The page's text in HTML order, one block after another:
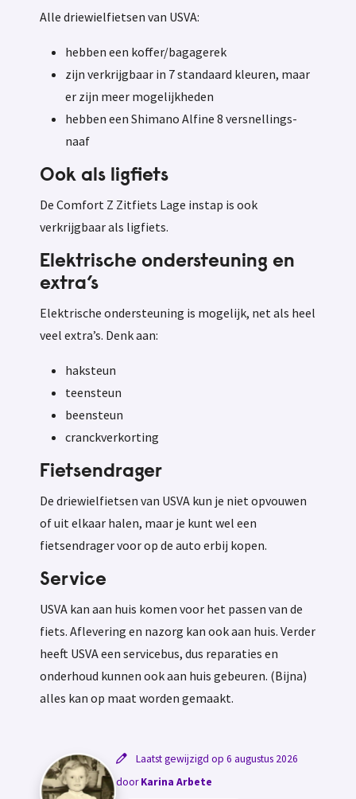
Alle driewielfietsen van USVA:
hebben een koffer/bagagerek
zijn verkrijgbaar in 7 standaard kleuren, maar
er zijn meer mogelijkheden
hebben een Shimano Alfine 8 versnellings-
naaf
Ook als ligfiets
De Comfort Z Zitfiets Lage instap is ook
verkrijgbaar als ligfiets.
Elektrische ondersteuning en
extra’s
Elektrische ondersteuning is mogelijk, net als heel
veel extra’s. Denk aan:
haksteun
teensteun
beensteun
cranckverkorting
Fietsendrager
De driewielfietsen van USVA kun je niet opvouwen
of uit elkaar halen, maar je kunt wel een
fietsendrager voor op de auto erbij kopen.
Service
USVA kan aan huis komen voor het passen van de
fiets. Aflevering en nazorg kan ook aan huis. Verder
heeft USVA een servicebus, dus reparaties en
onderhoud kunnen ook aan huis gebeuren. (Bijna)
alles kan op maat worden gemaakt.
Laatst gewijzigd op 6 augustus 2026
doorKarina Arbete